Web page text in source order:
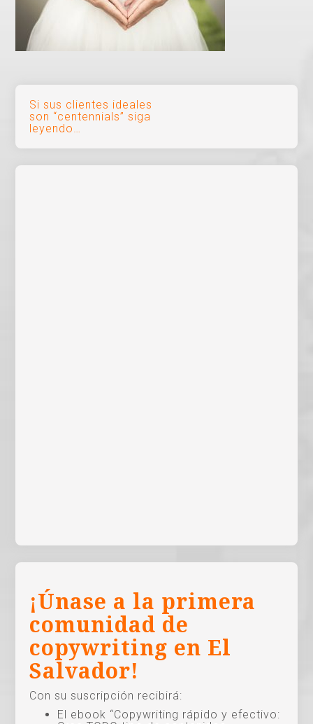
Navegación
de
entradas
Si sus clientes ideales
son “centennials” siga
leyendo…
¡Únase a la primera
comunidad de
copywriting en El
Salvador!
Con su suscripción recibirá:
El ebook “Copywriting rápido y efectivo: